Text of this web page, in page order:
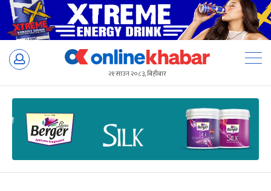
Skip
२१ साउन २०८३, बिहीबार